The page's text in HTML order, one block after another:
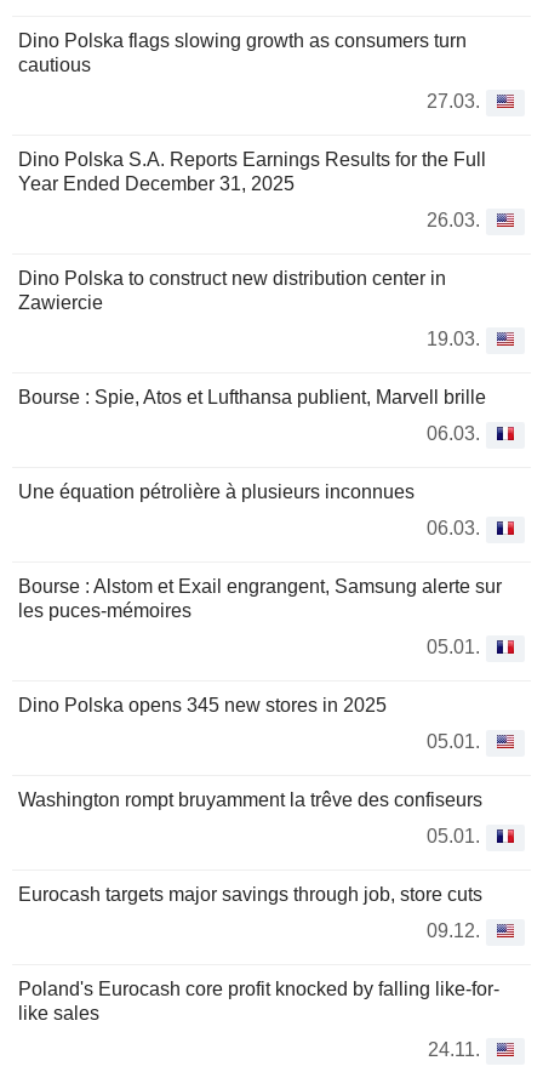
Dino Polska flags slowing growth as consumers turn
cautious
27.03.
Dino Polska S.A. Reports Earnings Results for the Full
Year Ended December 31, 2025
26.03.
Dino Polska to construct new distribution center in
Zawiercie
19.03.
Bourse : Spie, Atos et Lufthansa publient, Marvell brille
06.03.
Une équation pétrolière à plusieurs inconnues
06.03.
Bourse : Alstom et Exail engrangent, Samsung alerte sur
les puces-mémoires
05.01.
Dino Polska opens 345 new stores in 2025
05.01.
Washington rompt bruyamment la trêve des confiseurs
05.01.
Eurocash targets major savings through job, store cuts
09.12.
Poland's Eurocash core profit knocked by falling like-for-
like sales
24.11.